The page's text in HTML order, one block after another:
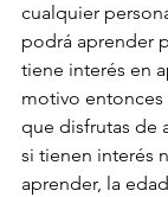
cualquier
podrá aprender
tiene interés en
motivo entonces
que disfrutas de
si tienen interés
aprender, la